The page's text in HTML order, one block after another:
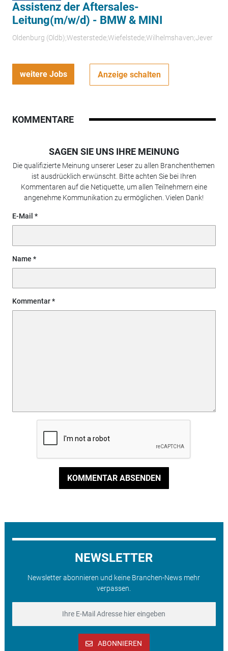
Assistenz der Aftersales-
Leitung(m/w/d) - BMW & MINI
Oldenburg (Oldb);Westerstede;Wiefelstede;Wilhelmshaven;Jever
weitere Jobs Anzeige schalten
KOMMENTARE
SAGEN SIE UNS IHRE MEINUNG
Die qualifizierte Meinung unserer Leser zu allen Branchenthemen
ist ausdrücklich erwünscht. Bitte achten Sie bei Ihren
Kommentaren auf die Netiquette, um allen Teilnehmern eine
angenehme Kommunikation zu ermöglichen. Vielen Dank!
E-Mail
Name
Kommentar
KOMMENTAR ABSENDEN
NEWSLETTER
Newsletter abonnieren und keine Branchen-News mehr
verpassen.
ABONNIEREN